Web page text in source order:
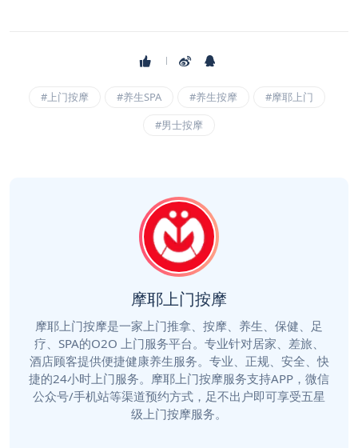
#上门按摩 #养生SPA #养生按摩
#摩耶上门
#男士按摩
摩耶上门按摩
摩耶上门按摩是一家上门推拿、按摩、养生、保健、足
疗、SPA的O2O 上门服务平台。专业针对居家、差旅、
酒店顾客提供便捷健康养生服务。专业、正规、安全、快
捷的24小时上门服务。摩耶上门按摩服务支持APP，微信
公众号/手机站等渠道预约方式，足不出户即可享受五星
级上门按摩服务。